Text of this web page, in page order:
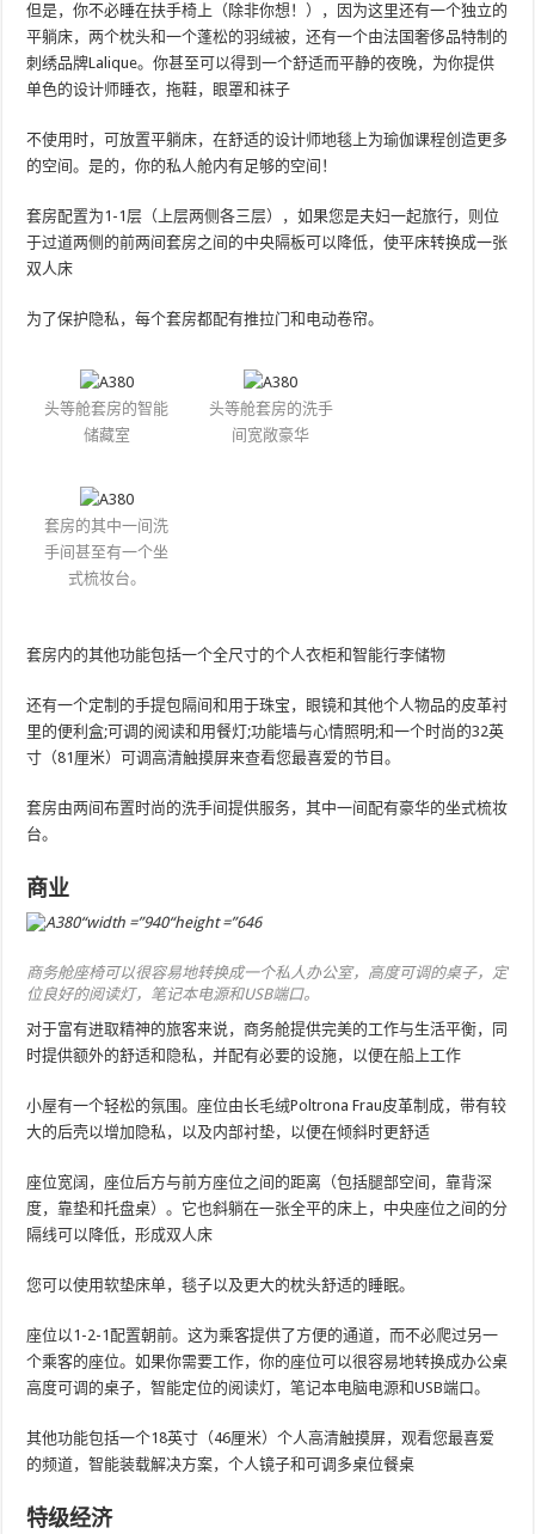
但是，你不必睡在扶手椅上（除非你想！），因为这里还有一个独立的
平躺床，两个枕头和一个蓬松的羽绒被，还有一个由法国奢侈品特制的
刺绣品牌Lalique。你甚至可以得到一个舒适而平静的夜晚，为你提供
单色的设计师睡衣，拖鞋，眼罩和袜子
不使用时，可放置平躺床，在舒适的设计师地毯上为瑜伽课程创造更多
的空间。是的，你的私人舱内有足够的空间！
套房配置为1-1层（上层两侧各三层），如果您是夫妇一起旅行，则位
于过道两侧的前两间套房之间的中央隔板可以降低，使平床转换成一张
双人床
为了保护隐私，每个套房都配有推拉门和电动卷帘。
头等舱套房的智能
储藏室
头等舱套房的洗手
间宽敞豪华
套房的其中一间洗
手间甚至有一个坐
式梳妆台。
套房内的其他功能包括一个全尺寸的个人衣柜和智能行李储物
还有一个定制的手提包隔间和用于珠宝，眼镜和其他个人物品的皮革衬
里的便利盒;可调的阅读和用餐灯;功能墙与心情照明;和一个时尚的32英
寸（81厘米）可调高清触摸屏来查看您最喜爱的节目。
套房由两间布置时尚的洗手间提供服务，其中一间配有豪华的坐式梳妆
台。
商业
商务舱座椅可以很容易地转换成一个私人办公室，高度可调的桌子，定
位良好的阅读灯，笔记本电源和USB端口。
对于富有进取精神的旅客来说，商务舱提供完美的工作与生活平衡，同
时提供额外的舒适和隐私，并配有必要的设施，以便在船上工作
小屋有一个轻松的氛围。座位由长毛绒Poltrona Frau皮革制成，带有较
大的后壳以增加隐私，以及内部衬垫，以便在倾斜时更舒适
座位宽阔，座位后方与前方座位之间的距离（包括腿部空间，靠背深
度，靠垫和托盘桌）。它也斜躺在一张全平的床上，中央座位之间的分
隔线可以降低，形成双人床
您可以使用软垫床单，毯子以及更大的枕头舒适的睡眠。
座位以1-2-1配置朝前。这为乘客提供了方便的通道，而不必爬过另一
个乘客的座位。如果你需要工作，你的座位可以很容易地转换成办公桌
高度可调的桌子，智能定位的阅读灯，笔记本电脑电源和USB端口。
其他功能包括一个18英寸（46厘米）个人高清触摸屏，观看您最喜爱
的频道，智能装载解决方案，个人镜子和可调多桌位餐桌
特级经济